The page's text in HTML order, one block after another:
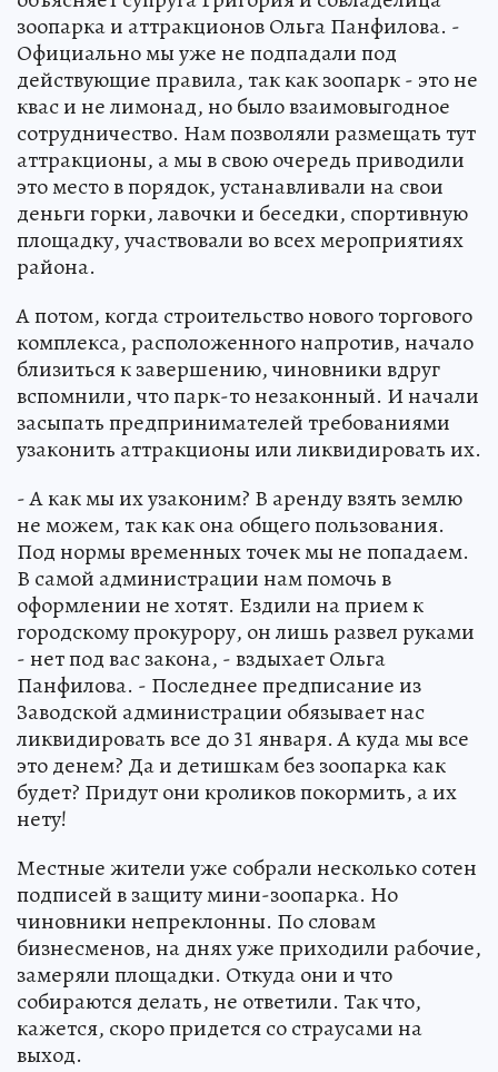
зоопарка и аттракционов Ольга Панфилова. -
Официально мы уже не подпадали под
действующие правила, так как зоопарк - это не
квас и не лимонад, но было взаимовыгодное
сотрудничество. Нам позволяли размещать тут
аттракционы, а мы в свою очередь приводили
это место в порядок, устанавливали на свои
деньги горки, лавочки и беседки, спортивную
площадку, участвовали во всех мероприятиях
района.
А потом, когда строительство нового торгового
комплекса, расположенного напротив, начало
близиться к завершению, чиновники вдруг
вспомнили, что парк-то незаконный. И начали
засыпать предпринимателей требованиями
узаконить аттракционы или ликвидировать их.
- А как мы их узаконим? В аренду взять землю
не можем, так как она общего пользования.
Под нормы временных точек мы не попадаем.
В самой администрации нам помочь в
оформлении не хотят. Ездили на прием к
городскому прокурору, он лишь развел руками
- нет под вас закона, - вздыхает Ольга
Панфилова. - Последнее предписание из
Заводской администрации обязывает нас
ликвидировать все до 31 января. А куда мы все
это денем? Да и детишкам без зоопарка как
будет? Придут они кроликов покормить, а их
нету!
Местные жители уже собрали несколько сотен
подписей в защиту мини-зоопарка. Но
чиновники непреклонны. По словам
бизнесменов, на днях уже приходили рабочие,
замеряли площадки. Откуда они и что
собираются делать, не ответили. Так что,
кажется, скоро придется со страусами на
выход.